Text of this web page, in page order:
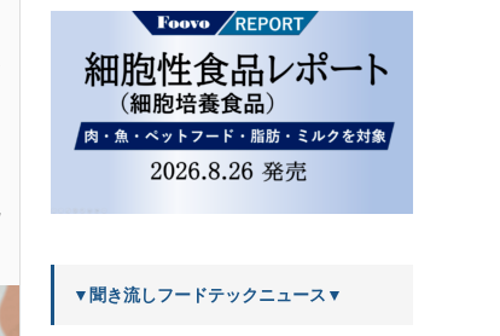
▼聞き流しフードテックニュース▼